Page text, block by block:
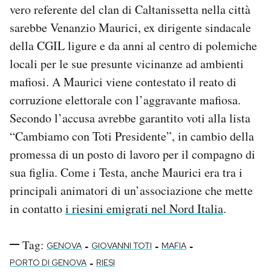
vero referente del clan di Caltanissetta nella città
sarebbe Venanzio Maurici, ex dirigente sindacale
della CGIL ligure e da anni al centro di polemiche
locali per le sue presunte vicinanze ad ambienti
mafiosi. A Maurici viene contestato il reato di
corruzione elettorale con l’aggravante mafiosa.
Secondo l’accusa avrebbe garantito voti alla lista
“Cambiamo con Toti Presidente”, in cambio della
promessa di un posto di lavoro per il compagno di
sua figlia. Come i Testa, anche Maurici era tra i
principali animatori di un’associazione che mette
in contattoi riesini emigrati nel Nord Italia.
Tag: GENOVA - GIOVANNI TOTI - MAFIA -
PORTO DI GENOVA - RIESI